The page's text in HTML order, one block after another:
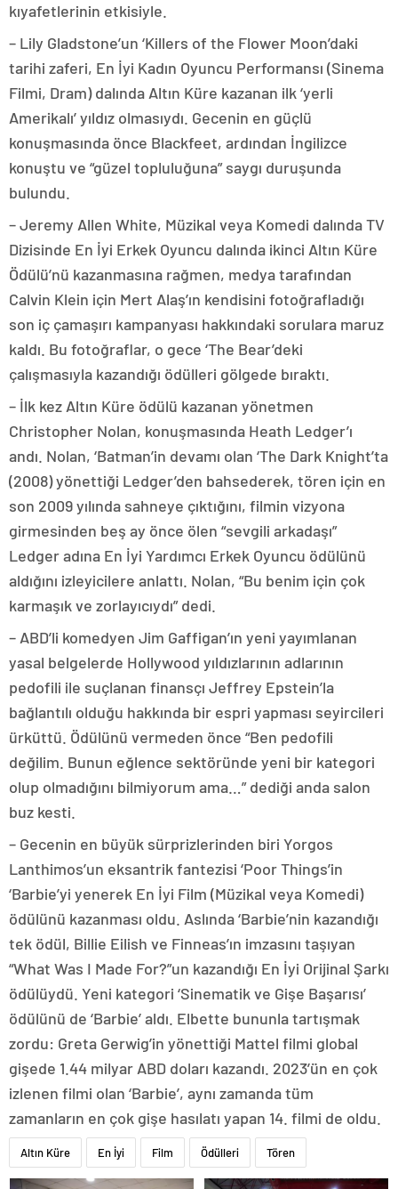
kıyafetlerinin etkisiyle.
– Lily Gladstone’un ‘Killers of the Flower Moon’daki
tarihi zaferi, En İyi Kadın Oyuncu Performansı (Sinema
Filmi, Dram) dalında Altın Küre kazanan ilk ‘yerli
Amerikalı’ yıldız olmasıydı. Gecenin en güçlü
konuşmasında önce Blackfeet, ardından İngilizce
konuştu ve “güzel topluluğuna” saygı duruşunda
bulundu.
– Jeremy Allen White, Müzikal veya Komedi dalında TV
Dizisinde En İyi Erkek Oyuncu dalında ikinci Altın Küre
Ödülü’nü kazanmasına rağmen, medya tarafından
Calvin Klein için Mert Alaş’ın kendisini fotoğrafladığı
son iç çamaşırı kampanyası hakkındaki sorulara maruz
kaldı. Bu fotoğraflar, o gece ‘The Bear’deki
çalışmasıyla kazandığı ödülleri gölgede bıraktı.
– İlk kez Altın Küre ödülü kazanan yönetmen
Christopher Nolan, konuşmasında Heath Ledger’ı
andı. Nolan, ‘Batman’in devamı olan ‘The Dark Knight’ta
(2008) yönettiği Ledger’den bahsederek, tören için en
son 2009 yılında sahneye çıktığını, filmin vizyona
girmesinden beş ay önce ölen “sevgili arkadaşı”
Ledger adına En İyi Yardımcı Erkek Oyuncu ödülünü
aldığını izleyicilere anlattı. Nolan, “Bu benim için çok
karmaşık ve zorlayıcıydı” dedi.
– ABD’li komedyen Jim Gaffigan’ın yeni yayımlanan
yasal belgelerde Hollywood yıldızlarının adlarının
pedofili ile suçlanan finansçı Jeffrey Epstein’la
bağlantılı olduğu hakkında bir espri yapması seyircileri
ürküttü. Ödülünü vermeden önce “Ben pedofili
değilim. Bunun eğlence sektöründe yeni bir kategori
olup olmadığını bilmiyorum ama…” dediği anda salon
buz kesti.
– Gecenin en büyük sürprizlerinden biri Yorgos
Lanthimos’un eksantrik fantezisi ‘Poor Things’in
‘Barbie’yi yenerek En İyi Film (Müzikal veya Komedi)
ödülünü kazanması oldu. Aslında ‘Barbie’nin kazandığı
tek ödül, Billie Eilish ve Finneas’ın imzasını taşıyan
“What Was I Made For?”un kazandığı En İyi Orijinal Şarkı
ödülüydü. Yeni kategori ‘Sinematik ve Gişe Başarısı’
ödülünü de ‘Barbie’ aldı. Elbette bununla tartışmak
zordu: Greta Gerwig’in yönettiği Mattel filmi global
gişede 1.44 milyar ABD doları kazandı. 2023’ün en çok
izlenen filmi olan ‘Barbie’, aynı zamanda tüm
zamanların en çok gişe hasılatı yapan 14. filmi de oldu.
Altın Küre En İyi Film Ödülleri Tören